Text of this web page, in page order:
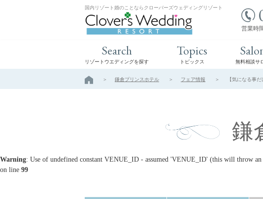
国内リゾート婚のことならクローバーズウェディングリゾート
営業時
Search
リゾートウエディングを探す
Topics
トピックス 無料相談サ
鎌倉プリンスホテル フェア情報 【気になる事
鎌
Warning: Use of undefined constant VENUE_ID - assumed 'VENUE_ID' (this will throw
on line 99